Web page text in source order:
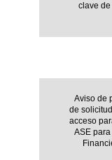
clave
Aviso de
de
acceso
ASE